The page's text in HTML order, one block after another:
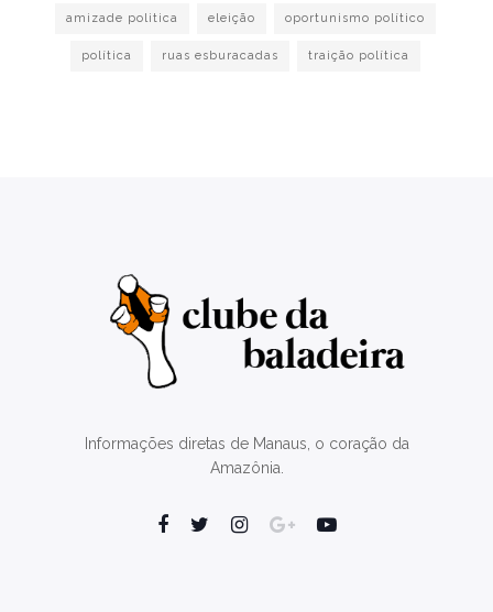
amizade politica eleição oportunismo político
política ruas esburacadas traição política
Informações diretas de Manaus, o coração da
Amazônia.